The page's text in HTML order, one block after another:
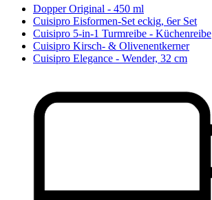
Dopper Original - 450 ml
Cuisipro Eisformen-Set eckig, 6er Set
Cuisipro 5-in-1 Turmreibe - Küchenreibe
Cuisipro Kirsch- & Olivenentkerner
Cuisipro Elegance - Wender, 32 cm